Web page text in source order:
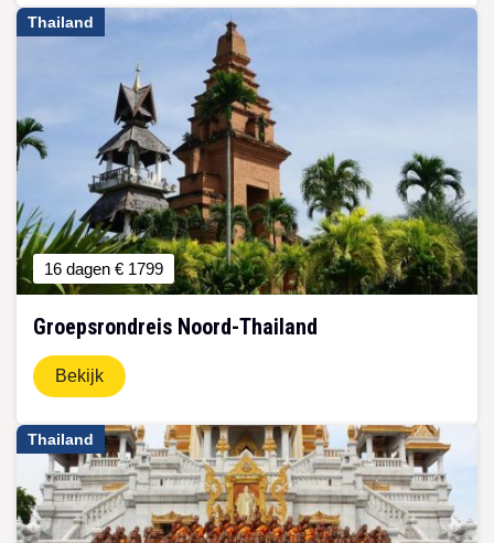
Thailand
16 dagen € 1799
Groepsrondreis Noord-Thailand
Bekijk
Thailand